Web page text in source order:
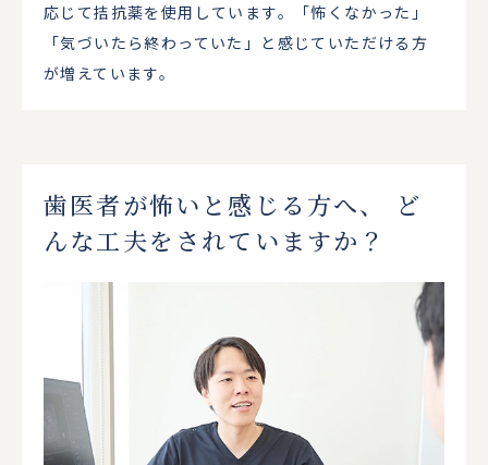
応じて拮抗薬を使用しています。「怖くなかった」
「気づいたら終わっていた」と感じていただける方
が増えています。
歯医者が怖いと感じる方へ、
ど
んな工夫をされていますか？